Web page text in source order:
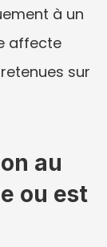
à un
affecte
sur
au
ou est